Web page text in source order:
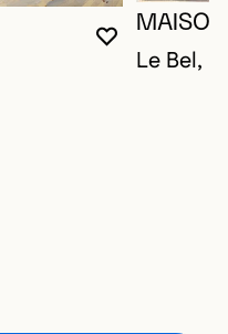
VOUS
FERMER
OUVRIR LA
Le Bel,